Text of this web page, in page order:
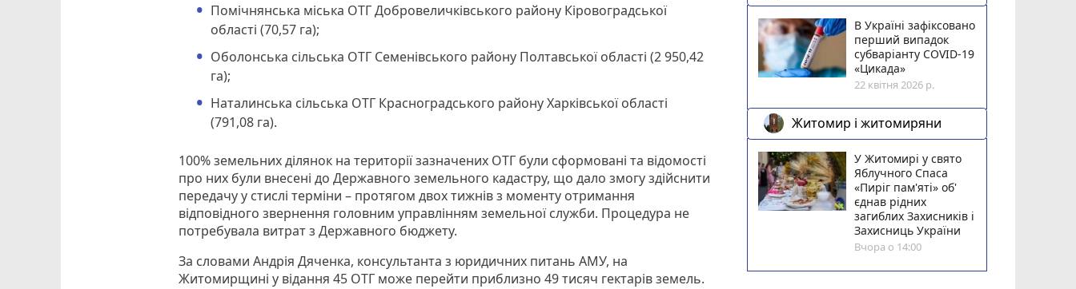
Помічнянська міська ОТГ Добровеличківського району Кіровоградської
області (70,57 га);
Оболонська сільська ОТГ Семенівського району Полтавської області (2 950,42
га);
Наталинська сільська ОТГ Красноградського району Харківської області
(791,08 га).
100% земельних ділянок на території зазначених ОТГ були сформовані та відомості
про них були внесені до Державного земельного кадастру, що дало змогу здійснити
передачу у стислі терміни – протягом двох тижнів з моменту отримання
відповідного звернення головним управлінням земельної служби. Процедура не
потребувала витрат з Державного бюджету.
За словами Андрія Дяченка, консультанта з юридичних питань АМУ, на
Житомирщині у відання 45 ОТГ може перейти приблизно 49 тисяч гектарів земель.
В Україні зафіксовано
перший випадок
субваріанту COVID-19
«Цикада»
22 квітня 2026 р.
Житомир і житомиряни
У Житомирі у свято
Яблучного Спаса
«Пиріг пам'яті» об'
єднав рідних
загиблих Захисників і
Захисниць України
Вчора о 14:00